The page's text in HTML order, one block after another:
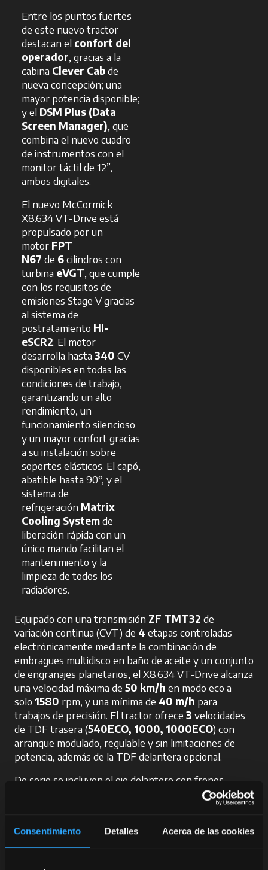
Consentimiento Detalles Acerca de las cookies
Entre los puntos fuertes
de este nuevo tractor
destacan el confort del
operador, gracias a la
cabina Clever Cabde
nueva concepción; una
mayor potencia disponible;
y el DSM Plus (Data
Screen Manager), que
combina el nuevo cuadro
de instrumentos con el
monitor táctil de 12”,
ambos digitales.
El nuevo McCormick
X8.634 VT-Drive está
propulsado por un
motor FPT
N67 de 6cilindros con
turbina eVGT, que cumple
con los requisitos de
emisiones Stage V gracias
al sistema de
postratamiento HI-
eSCR2. El motor
desarrolla hasta 340 CV
disponibles en todas las
condiciones de trabajo,
garantizando un alto
rendimiento, un
funcionamiento silencioso
y un mayor confort gracias
a su instalación sobre
soportes elásticos. El capó,
abatible hasta 90°, y el
sistema de
refrigeración Matrix
Cooling Systemde
liberación rápida con un
único mando facilitan el
mantenimiento y la
limpieza de todos los
radiadores.
Equipado con una transmisión ZF TMT32 de
variación continua (CVT) de 4 etapas controladas
electrónicamente mediante la combinación de
embragues multidisco en baño de aceite y un conjunto
de engranajes planetarios, el X8.634 VT-Drive alcanza
una velocidad máxima de 50 km/h en modo eco a
solo 1580 rpm, y una mínima de 40 m/h para
trabajos de precisión. El tractor ofrece 3 velocidades
de TDF trasera (540ECO, 1000, 1000ECO) con
arranque modulado, regulable y sin limitaciones de
potencia, además de la TDF delantera opcional.
De serie se incluyen el eje delantero con frenos
suspensión delantera con sistema
, controlada electrónicamente
completamente flotante, se activa automáticamente a
partir de los 15 km/h.